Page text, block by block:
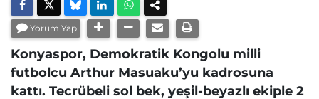
Yorum Yap
Konyaspor, Demokratik Kongolu milli
futbolcu Arthur Masuaku’yu kadrosuna
kattı. Tecrübeli sol bek, yeşil-beyazlı ekiple 2